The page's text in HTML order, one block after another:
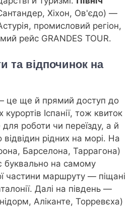
Хіхон, Ов'єдо) —
промисловий регіон,
рейс GRANDES TOUR.
та відпочинок на
це ще й прямий доступ до
Іспанії, тож квиток
роботи чи переїзду, а й
відвідин рідних на морі. На
Барселона, Таррагона)
буквально на самому
частини маршруту — піщані
Далі на південь —
Аліканте, Торревєха)